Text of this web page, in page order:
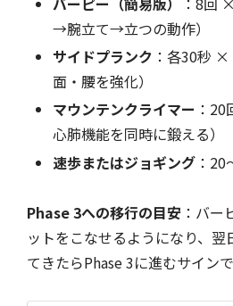
→腕立て→立つの動作）
サイドプランク ：各30秒
面・腰を強化）
マウンテンクライマー ：
心肺機能を同時に鍛える）
速歩またはジョギング ：
Phase 3への移行の目安 ：バー
ットをこなせるようになり、
てきたらPhase 3に進むサインで